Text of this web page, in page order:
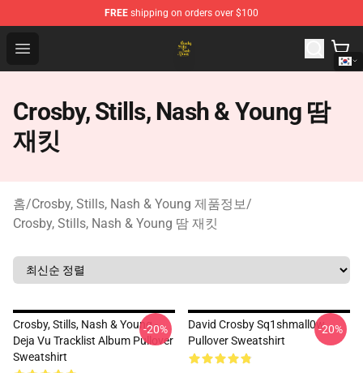
FREE shipping on orders over $100
Open menu
Crosby, Stills, Nash & Young Store - Official Crosby,
Crosby, Stills, Nash & Young 땀
재킷
홈/Crosby, Stills, Nash & Young 제품정보/
Crosby, Stills, Nash & Young 땀 재킷
Crosby, Stills, Nash & Young -
Deja Vu Tracklist Album Pullover
Sweatshirt
-20%
David Crosby Sq1shmall0w
Pullover Sweatshirt
-20%